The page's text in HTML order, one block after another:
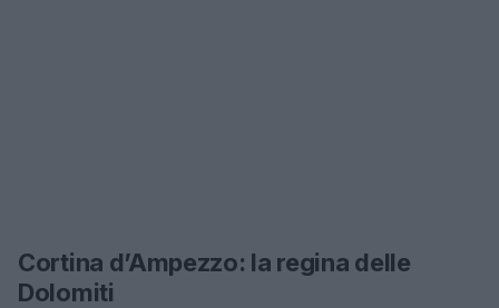
Cortina d’Ampezzo: la regina delle
Dolomiti